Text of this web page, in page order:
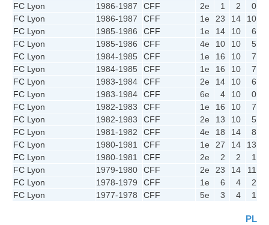
FC Lyon
1986-1987 CFF 2e 1 2 0
FC Lyon
1986-1987 CFF 1e 23 14 10
FC Lyon
1985-1986 CFF 1e 14 10 6
FC Lyon
1985-1986 CFF 4e 10 10 5
FC Lyon
1984-1985 CFF 1e 16 10 7
FC Lyon
1984-1985 CFF 1e 16 10 7
FC Lyon
1983-1984 CFF 2e 14 10 6
FC Lyon
1983-1984 CFF 6e 4 10 0
FC Lyon
1982-1983 CFF 1e 16 10 7
FC Lyon
1982-1983 CFF 2e 13 10 5
FC Lyon
1981-1982 CFF 4e 18 14 8
FC Lyon
1980-1981 CFF 1e 27 14 13
FC Lyon
1980-1981 CFF 2e 2 2 1
FC Lyon
1979-1980 CFF 2e 23 14 11
FC Lyon
1978-1979 CFF 1e 6 4 2
FC Lyon
1977-1978 CFF 5e 3 4 1
PL